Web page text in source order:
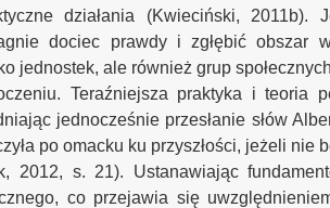
działania (Kwieciński, 2011b).
dociec prawdy i zgłębić obszar
jednostek, ale również grup
Teraźniejsza praktyka i teoria
jednocześnie przesłanie słów
po omacku ku przyszłości, jeżeli nie
2012, s. 21). Ustanawiając
co przejawia się